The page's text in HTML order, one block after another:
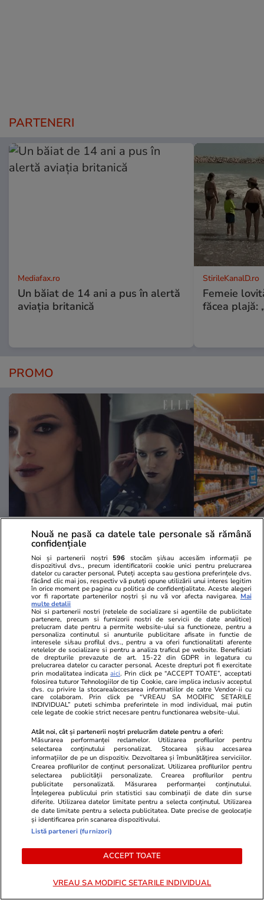
PARTENERI
Mediafax.ro
Un băiat de 14 ani a pus în alertă
aviația britanică
StirileKanalD.ro
Femeie
făcea plajă:
PROMO
Advertorial
Smart is the new chic: Cum ne
ajută tehnologia să ne reinventăm
Advertorial
voucher de
PARTENERI
Wowbiz.ro
Dragostea plutește la propriu pe
litoral! Doi îndrăgostiți au
transformat marea într-o scenă
de film romantic. Turiștii prezenți
s-au uitat de două ori
Redactia.ro
Zodia care
minune în
curgă
POLITIC
Nouă ne pasă ca datele tale personale să rămână
confidențiale
Noi și partenerii noștri 596 stocăm și/sau accesăm informații pe
dispozitivul dvs., precum identificatorii cookie unici pentru prelucrarea
datelor cu caracter personal. Puteți accepta sau gestiona preferințele dvs.
făcând clic mai jos, respectiv vă puteți opune utilizării unui interes legitim
în orice moment pe pagina cu politica de confidențialitate. Aceste alegeri
vor fi raportate partenerilor noștri și nu vă vor afecta navigarea. Mai
multe detalii
Noi si partenerii nostri (retelele de socializare si agentiile de publicitate
partenere, precum si furnizorii nostri de servicii de date analitice)
prelucram date pentru a permite website-ului sa functioneze, pentru a
personaliza continutul si anunturile publicitare afisate in functie de
interesele si/sau profilul dvs., pentru a va oferi functionalitati aferente
retelelor de socializare si pentru a analiza traficul pe website. Beneficiati
de drepturile prevazute de art. 15-22 din GDPR in legatura cu
prelucrarea datelor cu caracter personal. Aceste drepturi pot fi exercitate
prin modalitatea indicataaici. Prin click pe “ACCEPT TOATE”, acceptati
folosirea tuturor Tehnologiilor de tip Cookie, care implica inclusiv acceptul
dvs. cu privire la stocarea/accesarea informatiilor de catre Vendor-ii cu
care colaboram. Prin click pe “VREAU SA MODIFIC SETARILE
INDIVIDUAL” puteti schimba preferintele in mod individual, mai putin
cele legate de cookie strict necesare pentru functionarea website-ului.
Atât noi, cât și partenerii noștri prelucrăm datele pentru a oferi:
Măsurarea performanței reclamelor. Utilizarea profilurilor pentru
selectarea conținutului personalizat. Stocarea și/sau accesarea
informațiilor de pe un dispozitiv. Dezvoltarea și îmbunătățirea serviciilor.
Crearea profilurilor de conținut personalizat. Utilizarea profilurilor pentru
selectarea publicității personalizate. Crearea profilurilor pentru
publicitate personalizată. Măsurarea performanței conținutului.
Înțelegerea publicului prin statistici sau combinații de date din surse
diferite. Utilizarea datelor limitate pentru a selecta conținutul. Utilizarea
de date limitate pentru a selecta publicitatea. Date precise de geolocație
și identificarea prin scanarea dispozitivului.
Listă parteneri (furnizori)
ACCEPT TOATE
VREAU SA MODIFIC SETARILE INDIVIDUAL